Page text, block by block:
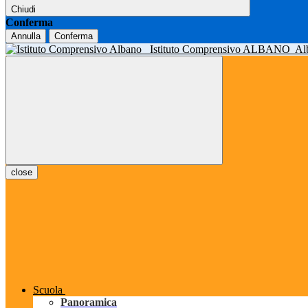
Chiudi
Conferma
Annulla Conferma
Istituto Comprensivo ALBANO
close
Scuola
Panoramica